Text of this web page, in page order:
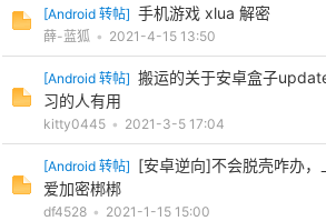
[Android 转帖] 手机游戏 xlua 解密
薛-蓝狐 • 2021-4-15 13:50
[Android 转帖] 搬运的关于安卓盒子
习的人有用
kitty0445 • 2021-3-5 17:04
[Android 转帖] [安卓逆向]不会脱壳咋办
爱加密梆梆
df4528 • 2021-1-15 15:00